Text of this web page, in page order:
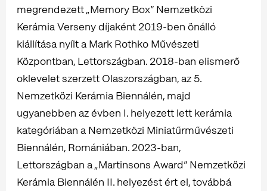
megrendezett „Memory Box” Nemzetközi
Kerámia Verseny díjaként 2019-ben önálló
kiállítása nyílt a Mark Rothko Művészeti
Központban, Lettországban. 2018-ban elismerő
oklevelet szerzett Olaszországban, az 5.
Nemzetközi Kerámia Biennálén, majd
ugyanebben az évben I. helyezett lett kerámia
kategóriában a Nemzetközi Miniatűrművészeti
Biennálén, Romániában. 2023-ban,
Lettországban a „Martinsons Award” Nemzetközi
Kerámia Biennálén II. helyezést ért el, továbbá